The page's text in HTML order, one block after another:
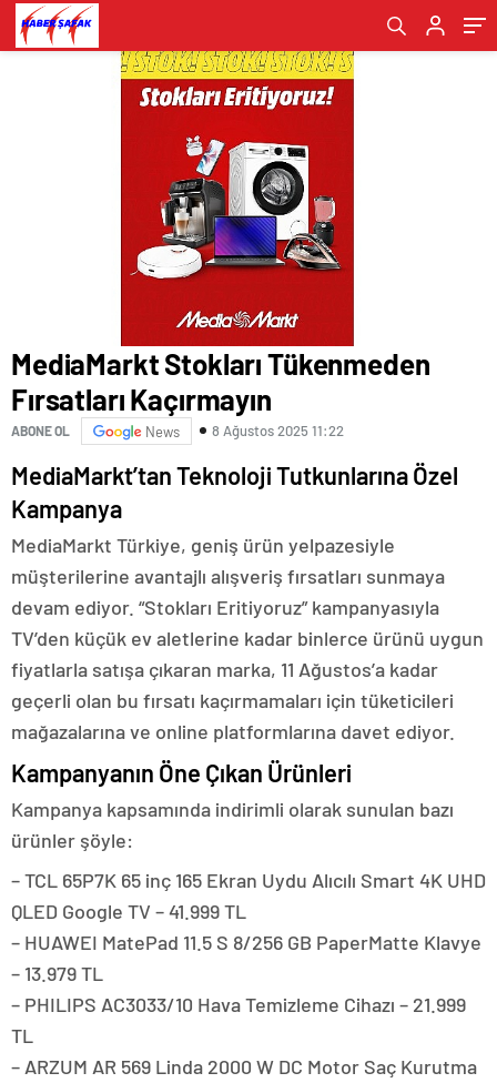
MediaMarkt Stokları Tükenmeden
Fırsatları Kaçırmayın
ABONE OL News 8 Ağustos 2025 11:22
MediaMarkt’tan Teknoloji Tutkunlarına Özel
Kampanya
MediaMarkt Türkiye, geniş ürün yelpazesiyle
müşterilerine avantajlı alışveriş fırsatları sunmaya
devam ediyor. “Stokları Eritiyoruz” kampanyasıyla
TV’den küçük ev aletlerine kadar binlerce ürünü uygun
fiyatlarla satışa çıkaran marka, 11 Ağustos’a kadar
geçerli olan bu fırsatı kaçırmamaları için tüketicileri
mağazalarına ve online platformlarına davet ediyor.
Kampanyanın Öne Çıkan Ürünleri
Kampanya kapsamında indirimli olarak sunulan bazı
ürünler şöyle:
– TCL 65P7K 65 inç 165 Ekran Uydu Alıcılı Smart 4K UHD
QLED Google TV – 41.999 TL
– HUAWEI MatePad 11.5 S 8/256 GB PaperMatte Klavye
– 13.979 TL
– PHILIPS AC3033/10 Hava Temizleme Cihazı – 21.999
TL
– ARZUM AR 569 Linda 2000 W DC Motor Saç Kurutma
Ediyor- Haber Şafak